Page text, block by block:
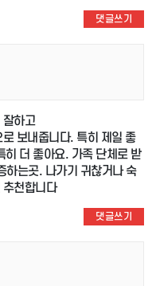
댓글쓰기
잘하고
보내줍니다. 특히 제일 좋
히 더 좋아요. 가족 단체로 받
하는곳. 나가기 귀찮거나 숙
천합니다
댓글쓰기